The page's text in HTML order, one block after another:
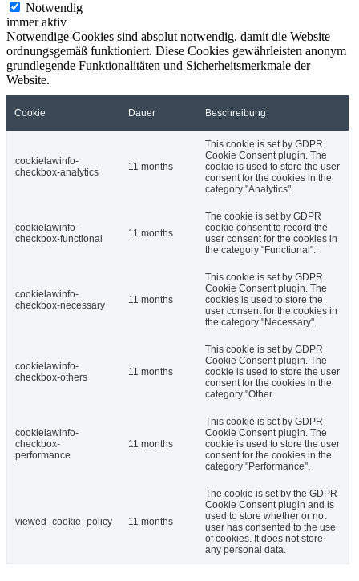
Notwendig
immer aktiv
Notwendige Cookies sind absolut notwendig, damit die Website
ordnungsgemäß funktioniert. Diese Cookies gewährleisten anonym
grundlegende Funktionalitäten und Sicherheitsmerkmale der
Website.
Cookie Dauer Beschreibung
cookielawinfo-
checkbox-analytics
11 months
This cookie is set by GDPR
Cookie Consent plugin. The
cookie is used to store the user
consent for the cookies in the
category "Analytics".
cookielawinfo-
checkbox-functional
11 months
The cookie is set by GDPR
cookie consent to record the
user consent for the cookies in
the category "Functional".
cookielawinfo-
checkbox-necessary
11 months
This cookie is set by GDPR
Cookie Consent plugin. The
cookies is used to store the
user consent for the cookies in
the category "Necessary".
cookielawinfo-
checkbox-others
11 months
This cookie is set by GDPR
Cookie Consent plugin. The
cookie is used to store the user
consent for the cookies in the
category "Other.
cookielawinfo-
checkbox-
performance
11 months
This cookie is set by GDPR
Cookie Consent plugin. The
cookie is used to store the user
consent for the cookies in the
category "Performance".
viewed_cookie_policy 11 months
The cookie is set by the GDPR
Cookie Consent plugin and is
used to store whether or not
user has consented to the use
of cookies. It does not store
any personal data.